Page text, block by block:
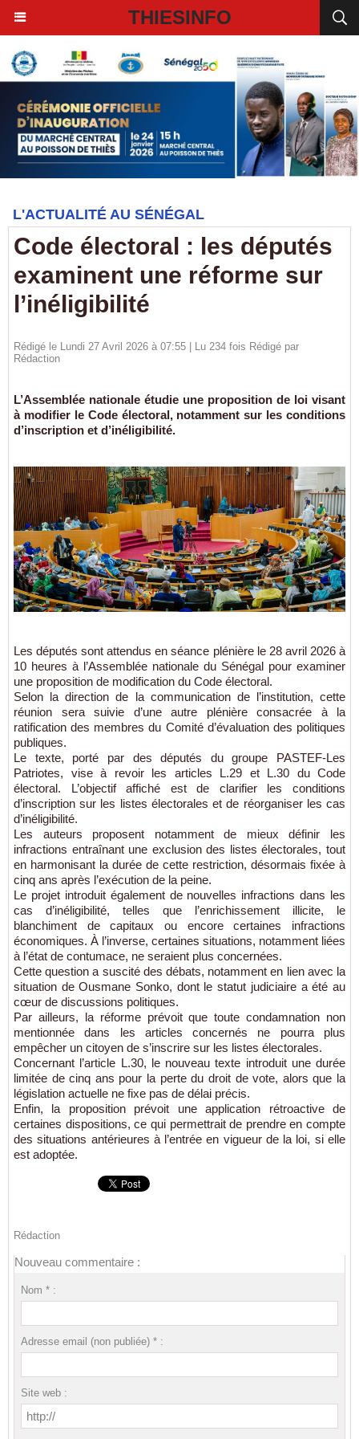
THIESINFO
L'ACTUALITÉ AU SÉNÉGAL
Code électoral : les députés
examinent une réforme sur
l’inéligibilité
Rédigé le Lundi 27 Avril 2026 à 07:55 | Lu 234 fois Rédigé par
Rédaction
L’Assemblée nationale étudie une proposition de loi visant
à modifier le Code électoral, notamment sur les conditions
d’inscription et d’inéligibilité.
Les députés sont attendus en séance plénière le 28 avril 2026 à
10 heures à l’Assemblée nationale du Sénégal pour examiner
une proposition de modification du Code électoral.
Selon la direction de la communication de l’institution, cette
réunion sera suivie d’une autre plénière consacrée à la
ratification des membres du Comité d’évaluation des politiques
publiques.
Le texte, porté par des députés du groupe PASTEF-Les
Patriotes, vise à revoir les articles L.29 et L.30 du Code
électoral. L’objectif affiché est de clarifier les conditions
d’inscription sur les listes électorales et de réorganiser les cas
d’inéligibilité.
Les auteurs proposent notamment de mieux définir les
infractions entraînant une exclusion des listes électorales, tout
en harmonisant la durée de cette restriction, désormais fixée à
cinq ans après l’exécution de la peine.
Le projet introduit également de nouvelles infractions dans les
cas d’inéligibilité, telles que l’enrichissement illicite, le
blanchiment de capitaux ou encore certaines infractions
économiques. À l’inverse, certaines situations, notamment liées
à l’état de contumace, ne seraient plus concernées.
Cette question a suscité des débats, notamment en lien avec la
situation de Ousmane Sonko, dont le statut judiciaire a été au
cœur de discussions politiques.
Par ailleurs, la réforme prévoit que toute condamnation non
mentionnée dans les articles concernés ne pourra plus
empêcher un citoyen de s’inscrire sur les listes électorales.
Concernant l’article L.30, le nouveau texte introduit une durée
limitée de cinq ans pour la perte du droit de vote, alors que la
législation actuelle ne fixe pas de délai précis.
Enfin, la proposition prévoit une application rétroactive de
certaines dispositions, ce qui permettrait de prendre en compte
des situations antérieures à l’entrée en vigueur de la loi, si elle
est adoptée.
Rédaction
Nouveau commentaire :
Nom * :
Adresse email (non publiée) * :
Site web :